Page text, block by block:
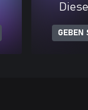
GEBEN